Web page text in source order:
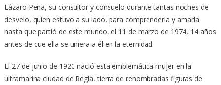
Lázaro Peña, su consultor y consuelo durante tantas noches de
desvelo, quien estuvo a su lado, para comprenderla y amarla
hasta que partió de este mundo, el 11 de marzo de 1974, 14 años
antes de que ella se uniera a él en la eternidad.
El 27 de junio de 1920 nació esta emblemática mujer en la
ultramarina ciudad de Regla, tierra de renombradas figuras de